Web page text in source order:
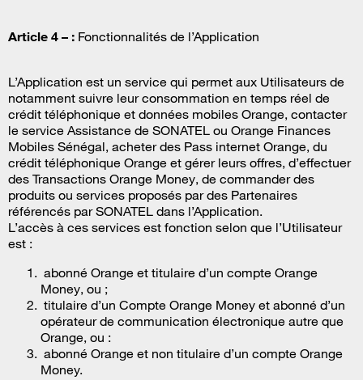
Article 4 – : Fonctionnalités de l’Application
L’Application est un service qui permet aux Utilisateurs de
notamment suivre leur consommation en temps réel de
crédit téléphonique et données mobiles Orange, contacter
le service Assistance de SONATEL ou Orange Finances
Mobiles Sénégal, acheter des Pass internet Orange, du
crédit téléphonique Orange et gérer leurs offres, d’effectuer
des Transactions Orange Money, de commander des
produits ou services proposés par des Partenaires
référencés par SONATEL dans l’Application.
L’accès à ces services est fonction selon que l’Utilisateur
est :
abonné Orange et titulaire d’un compte Orange
Money, ou ;
titulaire d’un Compte Orange Money et abonné d’un
opérateur de communication électronique autre que
Orange, ou :
abonné Orange et non titulaire d’un compte Orange
Money.